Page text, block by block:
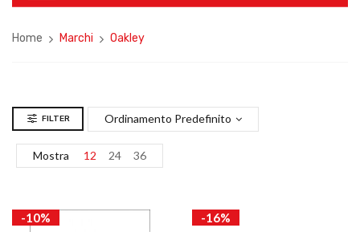
Home Marchi Oakley
FILTER Ordinamento Predefinito
Mostra 12 24 36
-10% -16%